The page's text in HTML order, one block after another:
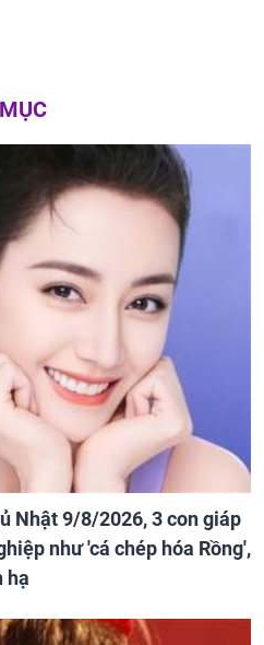
Nhật 9/8/2026, 3 con giáp
như 'cá chép hóa Rồng',
hạ